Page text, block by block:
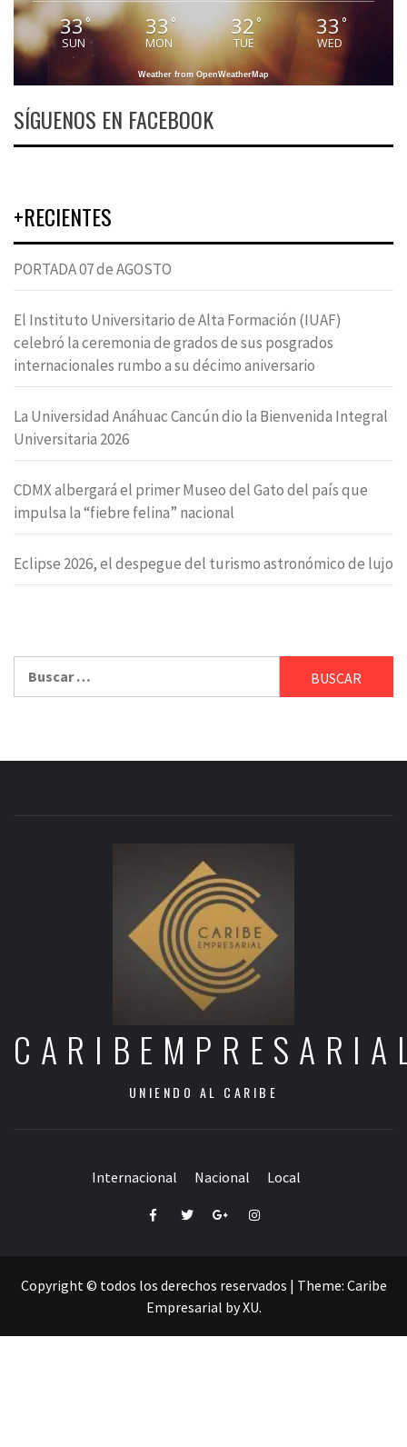
33°
SUN
33°
MON
32°
TUE
33°
WED
Weather from OpenWeatherMap
SÍGUENOS EN FACEBOOK
+RECIENTES
PORTADA 07 de AGOSTO
El Instituto Universitario de Alta Formación (IUAF)
celebró la ceremonia de grados de sus posgrados
internacionales rumbo a su décimo aniversario
La Universidad Anáhuac Cancún dio la Bienvenida Integral
Universitaria 2026
CDMX albergará el primer Museo del Gato del país que
impulsa la “fiebre felina” nacional
Eclipse 2026, el despegue del turismo astronómico de lujo
UNIENDO AL CARIBE
Internacional Nacional Local
FacebookTwitterGoogle+Instagram
Copyright © todos los derechos reservados | Theme: Caribe
Empresarial byXU.